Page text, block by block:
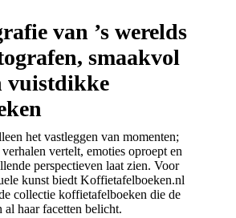
van ’s werelds
smaakvol
vuistdikke
het vastleggen van momenten;
vertelt, emoties oproept en
perspectieven laat zien. Voor
kunst biedt Koffietafelboeken.nl
collectie koffietafelboeken die de
haar facetten belicht.